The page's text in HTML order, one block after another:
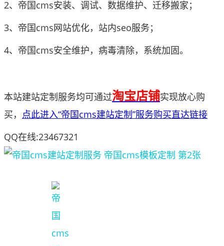
2、帝国cms安装、调试、数据维护、迁移搬家；
3、帝国cms网站优化，站内seo服务；
4、帝国cms安全维护，病毒清除，系统加固。
本站建站定制服务均可通过淘宝店铺实现放心购
买， 点此进入“帝国cms建站定制”服务购买直达链接
QQ在线:23467321